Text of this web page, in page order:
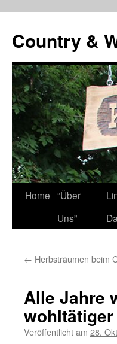
Country &
Skip
Home “Über
Uns”
← Herbsträumen beim
Alle Jahre
Veröffentlicht am 28.